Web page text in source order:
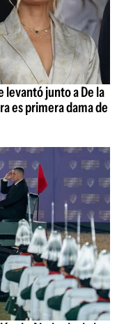
levantó junto a De la
es primera dama de